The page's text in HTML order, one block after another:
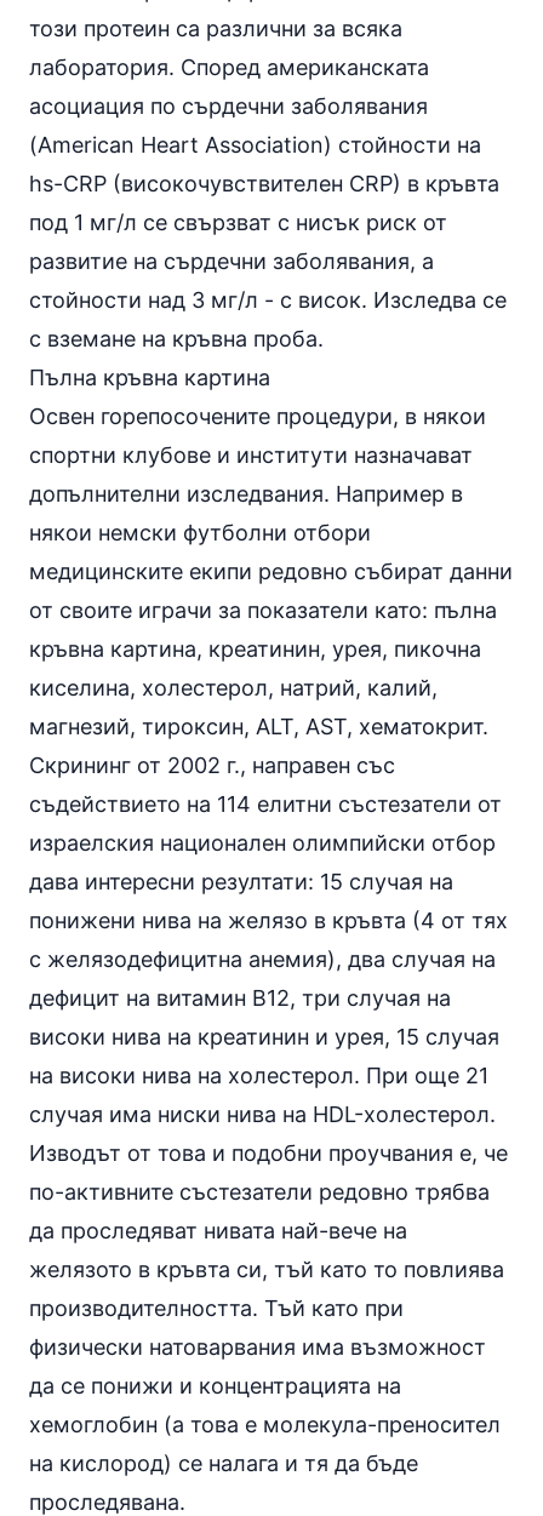
този протеин са различни за всяка
лаборатория. Според американската
асоциация по сърдечни заболявания
(American Heart Association) стойности на
hs-CRP (високочувствителен CRP) в кръвта
под 1 мг/л се свързват с нисък риск от
развитие на сърдечни заболявания, а
стойности над 3 мг/л - с висок. Изследва се
с вземане на кръвна проба.
Пълна кръвна картина
Освен горепосочените процедури, в някои
спортни клубове и институти назначават
допълнителни изследвания. Например в
някои немски футболни отбори
медицинските екипи редовно събират данни
от своите играчи за показатели като: пълна
кръвна картина, креатинин, урея, пикочна
киселина, холестерол, натрий, калий,
магнезий, тироксин, ALT, AST, хематокрит.
Скрининг от 2002 г., направен със
съдействието на 114 елитни състезатели от
израелския национален олимпийски отбор
дава интересни резултати: 15 случая на
понижени нива на желязо в кръвта (4 от тях
с желязодефицитна анемия), два случая на
дефицит на витамин B12, три случая на
високи нива на креатинин и урея, 15 случая
на високи нива на холестерол. При още 21
случая има ниски нива на HDL-холестерол.
Изводът от това и подобни проучвания е, че
по-активните състезатели редовно трябва
да проследяват нивата най-вече на
желязото в кръвта си, тъй като то повлиява
производителността. Тъй като при
физически натоварвания има възможност
да се понижи и концентрацията на
хемоглобин (а това е молекула-преносител
на кислород) се налага и тя да бъде
проследявана.